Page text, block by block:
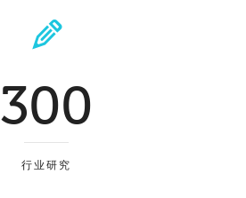
300
行业研究